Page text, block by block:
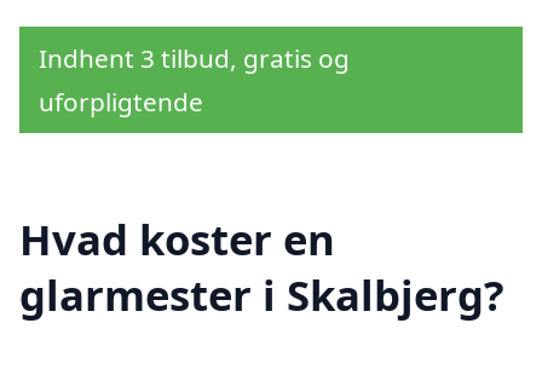
Indhent 3 tilbud, gratis og
uforpligtende
Hvad koster en
glarmester i Skalbjerg?